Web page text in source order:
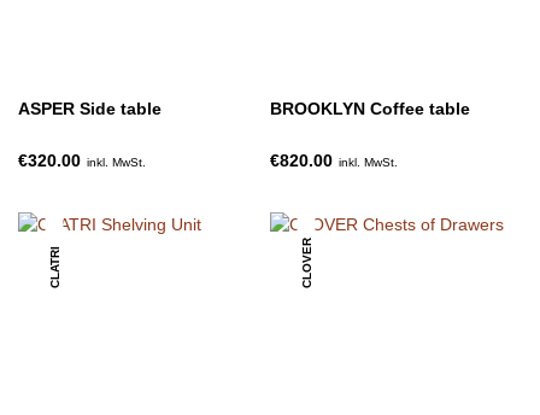
ASPER Side table
€320.00 inkl. MwSt.
BROOKLYN Coffee table
€820.00 inkl. MwSt.
CLATRI CLOVER